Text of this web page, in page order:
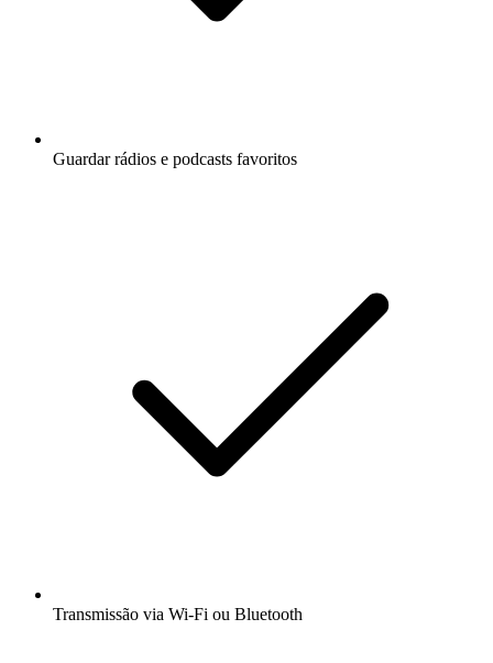
Guardar rádios e podcasts favoritos
Transmissão via Wi-Fi ou Bluetooth